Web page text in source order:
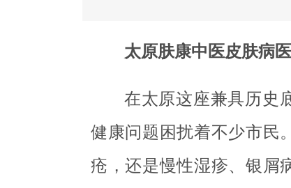
太原肤康中医皮肤病
在太原这座兼具历史
健康问题困扰着不少市民
疮，还是慢性湿疹、银屑